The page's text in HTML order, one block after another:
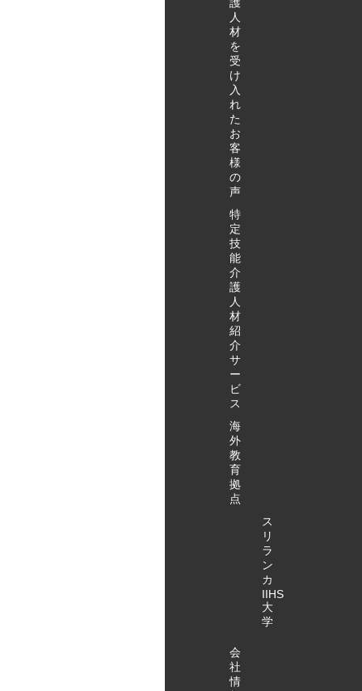
人
材
を
受
け
入
れ
た
お
客
様
の
声
特
定
技
能
介
護
人
材
紹
介
サ
ー
ビ
ス
海
外
教
育
拠
点
ス
リ
ラ
ン
カ
IIHS
大
学
会
社
情